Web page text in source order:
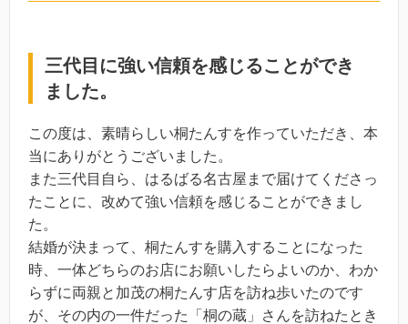
三代目に強い信頼を感じることができ
ました。
この度は、素晴らしい桐たんすを作っていただき、本
当にありがとうございました。
また三代目自ら、はるばる名古屋まで届けてくださっ
たことに、改めて強い信頼を感じることができまし
た。
結婚が決まって、桐たんすを購入することになった
時、一体どちらのお店にお願いしたらよいのか、わか
らずに両親と加茂の桐たんす店を訪ね歩いたのです
が、その内の一件だった「桐の蔵」さんを訪ねたとき